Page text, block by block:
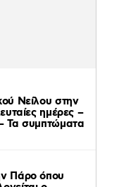
Νείλου στην
ημέρες –
Τα συμπτώματα
Πάρο όπου